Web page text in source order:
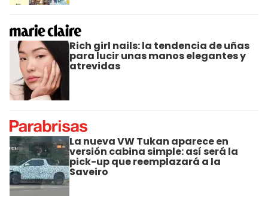
Rich girl nails: la tendencia de uñas
para lucir unas manos elegantes y
atrevidas
La nueva VW Tukan aparece en
versión cabina simple: así será la
pick-up que reemplazará a la
Saveiro